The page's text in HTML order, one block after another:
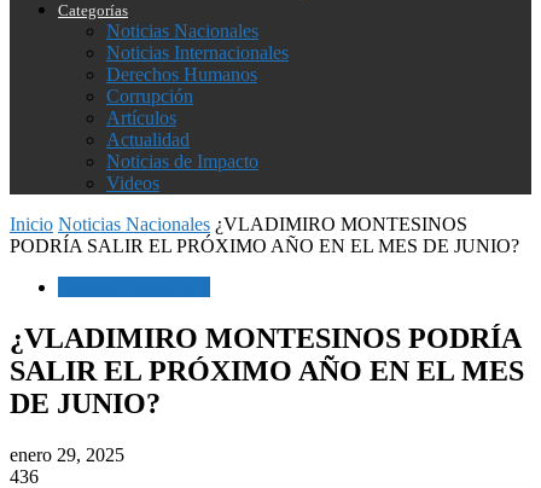
Categorías
Noticias Nacionales
Noticias Internacionales
Derechos Humanos
Corrupción
Artículos
Actualidad
Noticias de Impacto
Videos
Inicio Noticias Nacionales ¿VLADIMIRO MONTESINOS
PODRÍA SALIR EL PRÓXIMO AÑO EN EL MES DE JUNIO?
¿VLADIMIRO MONTESINOS PODRÍA
SALIR EL PRÓXIMO AÑO EN EL MES
DE JUNIO?
enero 29, 2025
436